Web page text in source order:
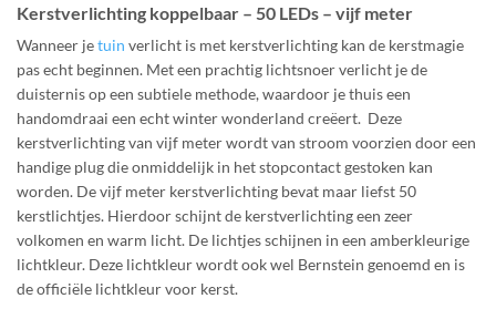
Kerstverlichting koppelbaar – 50 LEDs – vijf meter
Wanneer jetuin verlicht is met kerstverlichting kan de kerstmagie
pas echt beginnen. Met een prachtig lichtsnoer verlicht je de
duisternis op een subtiele methode, waardoor je thuis een
handomdraai een echt winter wonderland creëert. Deze
kerstverlichting van vijf meter wordt van stroom voorzien door een
handige plug die onmiddelijk in het stopcontact gestoken kan
worden. De vijf meter kerstverlichting bevat maar liefst 50
kerstlichtjes. Hierdoor schijnt de kerstverlichting een zeer
volkomen en warm licht. De lichtjes schijnen in een amberkleurige
lichtkleur. Deze lichtkleur wordt ook wel Bernstein genoemd en is
de officiële lichtkleur voor kerst.